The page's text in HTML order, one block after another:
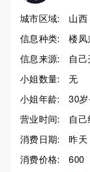
城市区域:
山
信息种类:
楼凤
信息来源:
自
小姐数量:
无
小姐年龄:
30
营业时间:
自己
消费日期:
昨天
消费价格:
600